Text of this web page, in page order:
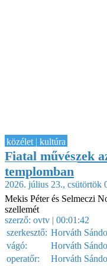
közélet | kultúra
Fiatal művészek
templomban
2026. július 23., csütörtök
Mekis Péter és Selmeczi
szellemét
szerző: ovtv | 00:01:42
szerkesztő: Horváth
vágó:
Horváth
operatőr:
Horváth